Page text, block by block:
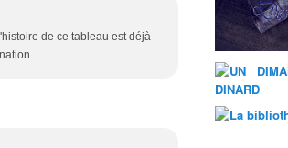
de ce tableau est déjà